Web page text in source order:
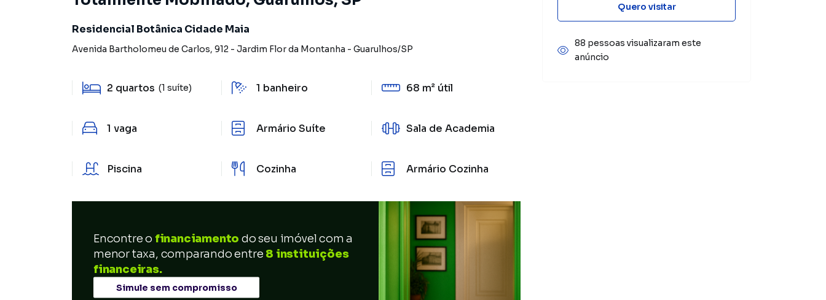
Residencial Botânica Cidade Maia
Avenida Bartholomeu de Carlos, 912 - Jardim Flor da Montanha - Guarulhos/SP
2 quartos (1 suíte) 1 banheiro 68 m² útil
1 vaga Armário Suíte Sala de Academia
Piscina Cozinha Armário Cozinha
Encontre o financiamento do seu imóvel com a
menor taxa, comparando entre 8 instituições
financeiras.
Simule sem compromisso
Quero visitar
88 pessoas visualizaram este
anúncio